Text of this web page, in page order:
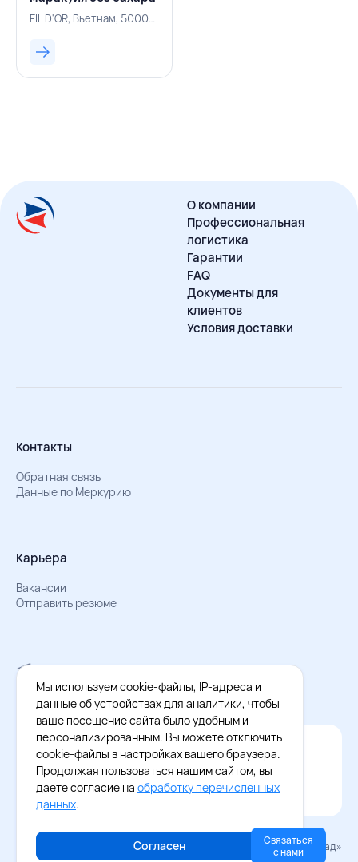
1 кг, FIL D'OR,
FIL D'OR, Вьетнам, 500002044
О компании
Профессиональная
логистика
Гарантии
FAQ
Документы для
клиентов
Условия доставки
Контакты
Обратная связь
Данные по Меркурию
Карьера
Вакансии
Отправить резюме
Мы в Телеграм
Документы об обработке персональных данных
Охрана труда – результаты СОУТ
Официальное приложение Восток - Запад
Cкачайте бесплатное приложение
© 2026 «Восток–Запад»
Связаться
с нами
Мы используем cookie-файлы, IP-адреса и
данные об устройствах для аналитики, чтобы
ваше посещение сайта было удобным и
персонализированным. Вы можете отключить
cookie-файлы в настройках вашего браузера.
Продолжая пользоваться нашим сайтом, вы
даете согласие на обработку перечисленных
данных.
Согласен